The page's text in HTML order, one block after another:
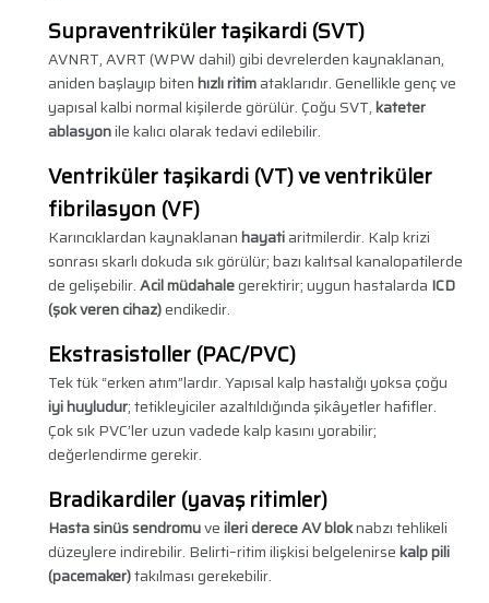
Supraventriküler taşikardi (SVT)
AVNRT, AVRT (WPW dahil) gibi devrelerden kaynaklanan,
aniden başlayıp bitenhızlı ritimataklarıdır. Genellikle genç ve
yapısal kalbi normal kişilerde görülür. Çoğu SVT,kateter
ablasyonile kalıcı olarak tedavi edilebilir.
Ventriküler taşikardi (VT) ve ventriküler
fibrilasyon (VF)
Karıncıklardan kaynaklananhayatiaritmilerdir. Kalp krizi
sonrası skarlı dokuda sık görülür; bazı kalıtsal kanalopatilerde
de gelişebilir.Acil müdahalegerektirir; uygun hastalarda ICD
(şok veren cihaz)endikedir.
Ekstrasistoller (PAC/PVC)
Tek tük “erken atım”lardır. Yapısal kalp hastalığı yoksa çoğu
iyi huyludur; tetikleyiciler azaltıldığında şikâyetler hafifler.
Çok sık PVC’ler uzun vadede kalp kasını yorabilir;
değerlendirme gerekir.
Bradikardiler (yavaş ritimler)
Hasta sinüs sendromuveileri derece AV bloknabzı tehlikeli
düzeylere indirebilir. Belirti–ritim ilişkisi belgelenirsekalp pili
(pacemaker)takılması gerekebilir.